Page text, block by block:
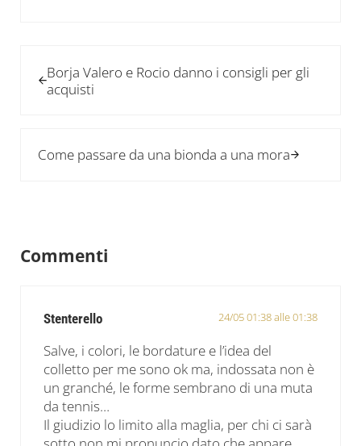
Borja Valero e Rocio danno i consigli per gli
acquisti
Come passare da una bionda a una mora
Commenti
Stenterello 24/05 01:38 alle 01:38
Salve, i colori, le bordature e l’idea del
colletto per me sono ok ma, indossata non è
un granché, le forme sembrano di una muta
da tennis…
Il giudizio lo limito alla maglia, per chi ci sarà